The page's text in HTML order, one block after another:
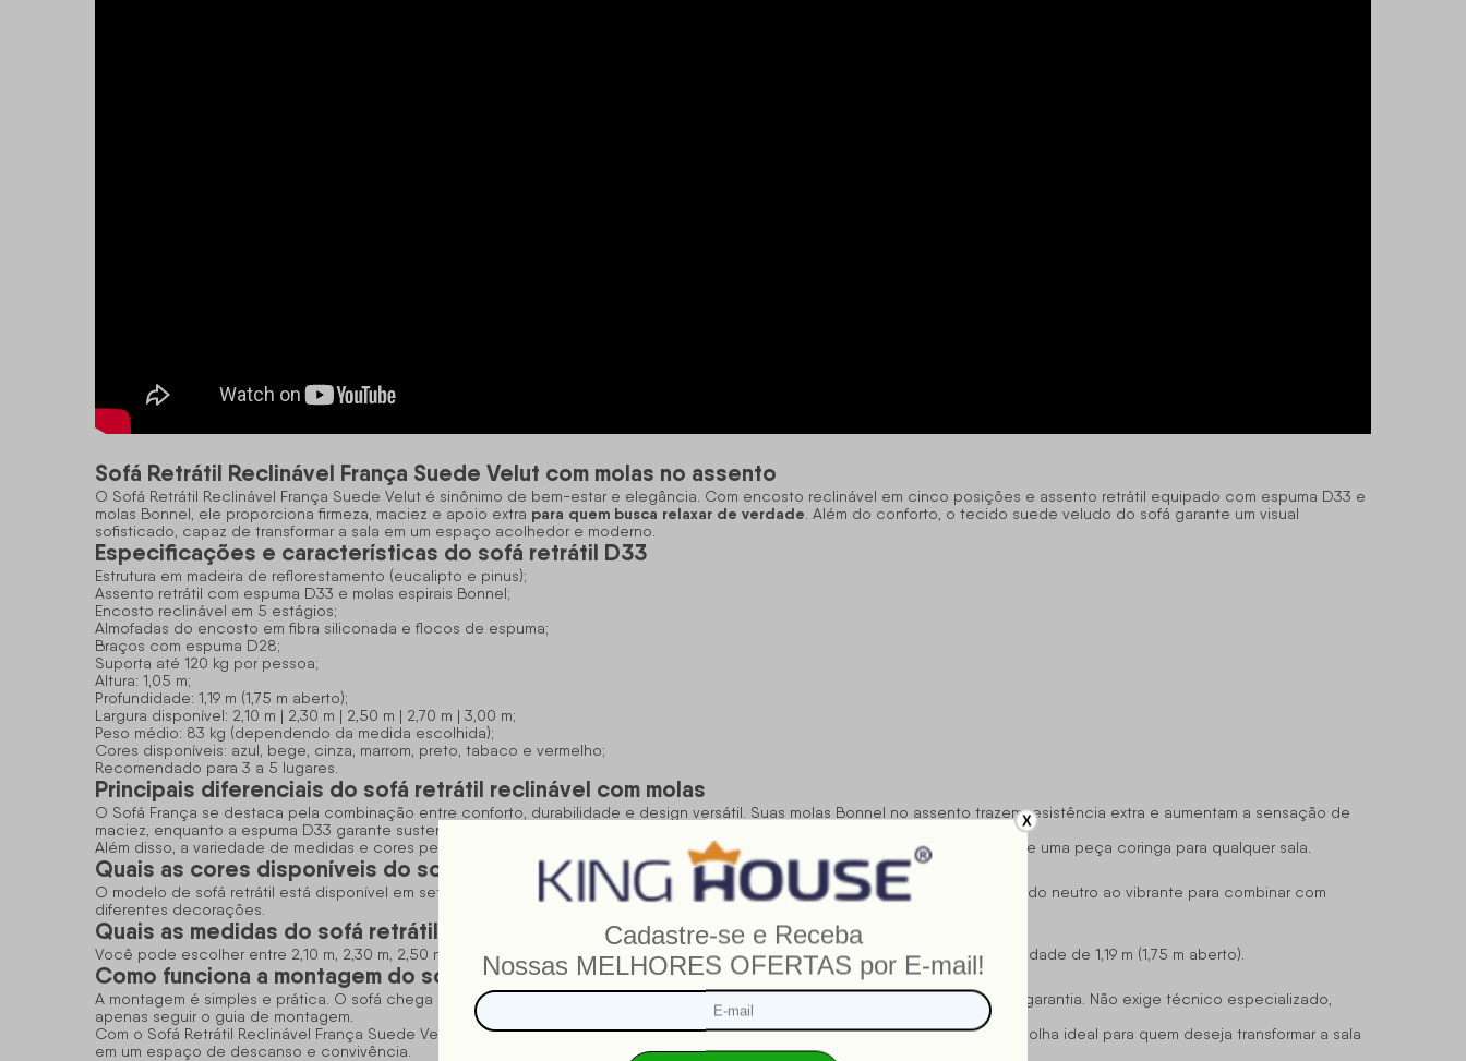
Sofá Retrátil Reclinável França Suede Velut com molas no assento
O Sofá Retrátil Reclinável França Suede Velut é sinônimo de bem-estar e elegância. Com encosto reclinável em cinco posições e assento retrátil equipado com espuma D33 e
molas Bonnel, ele proporciona firmeza, maciez e apoio extra para quem busca relaxar de verdade . Além do conforto, o tecido suede veludo do sofá garante um visual
sofisticado, capaz de transformar a sala em um espaço acolhedor e moderno.
Especificações e características do sofá retrátil D33
Estrutura em madeira de reflorestamento (eucalipto e pinus);
Assento retrátil com espuma D33 e molas espirais Bonnel;
Encosto reclinável em 5 estágios;
Almofadas do encosto em fibra siliconada e flocos de espuma;
Braços com espuma D28;
Suporta até 120 kg por pessoa;
Altura: 1,05 m;
Profundidade: 1,19 m (1,75 m aberto);
Largura disponível: 2,10 m | 2,30 m | 2,50 m | 2,70 m | 3,00 m;
Peso médio: 83 kg (dependendo da medida escolhida);
Cores disponíveis: azul, bege, cinza, marrom, preto, tabaco e vermelho;
Recomendado para 3 a 5 lugares.
Principais diferenciais do sofá retrátil reclinável com molas
O Sofá França se destaca pela combinação entre conforto, durabilidade e design versátil. Suas molas Bonnel no assento trazem resistência extra e aumentam a sensação de
maciez, enquanto a espuma D33 garante sustentação.
Além disso, a variedade de medidas e cores permite que ele se adapte a diferentes estilos e tamanhos de ambiente, tornando-se uma peça coringa para qualquer sala.
Quais as cores disponíveis do sofá retrátil suede veludo?
O modelo de sofá retrátil está disponível em sete cores: azul, bege, cinza, marrom, preto, tabaco e vermelho. Opções que vão do neutro ao vibrante para combinar com
diferentes decorações.
Quais as medidas do sofá retrátil França Suede Velut?
Você pode escolher entre 2,10 m, 2,30 m, 2,50 m, 2,70 m e 3,00 m de largura. Todas as opções mantêm altura de 1,05 m e profundidade de 1,19 m (1,75 m aberto).
Como funciona a montagem do sofá com mola bonnel?
A montagem é simples e prática. O sofá chega em módulos, acompanhado de kit de pés, manual de instruções e certificado de garantia. Não exige técnico especializado,
apenas seguir o guia de montagem.
Com o Sofá Retrátil Reclinável França Suede Velut, você leva para casa conforto, estilo e versatilidade em um só produto. É a escolha ideal para quem deseja transformar a sala
em um espaço de descanso e convivência.
X